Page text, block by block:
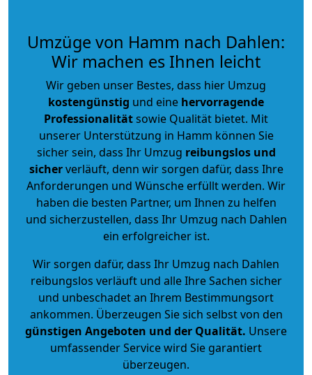
Umzüge von Hamm nach Dahlen:
Wir machen es Ihnen leicht
Wir geben unser Bestes, dass hier Umzug
kostengünstig und eine hervorragende
Professionalitätsowie Qualität bietet. Mit
unserer Unterstützung in Hamm können Sie
sicher sein, dass Ihr Umzug reibungslos und
sicherverläuft, denn wir sorgen dafür, dass Ihre
Anforderungen und Wünsche erfüllt werden. Wir
haben die besten Partner, um Ihnen zu helfen
und sicherzustellen, dass Ihr Umzug nach Dahlen
ein erfolgreicher ist.
Wir sorgen dafür, dass Ihr Umzug nach Dahlen
reibungslos verläuft und alle Ihre Sachen sicher
und unbeschadet an Ihrem Bestimmungsort
ankommen. Überzeugen Sie sich selbst von den
günstigen Angeboten und der Qualität. Unsere
umfassender Service wird Sie garantiert
überzeugen.